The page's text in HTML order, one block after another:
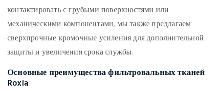
контактировать с грубыми поверхностями или
механическими компонентами, мы также предлагаем
сверхпрочные кромочные усилениядля дополнительной
защиты и увеличения срока службы.
Основные преимущества фильтровальных тканей
Roxia